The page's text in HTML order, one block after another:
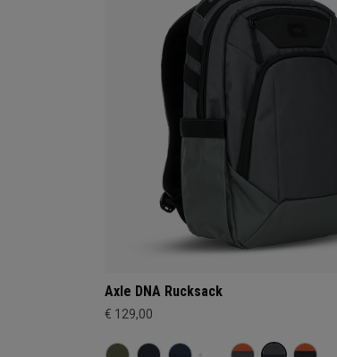
Axle DNA Rucksack
€ 129,00